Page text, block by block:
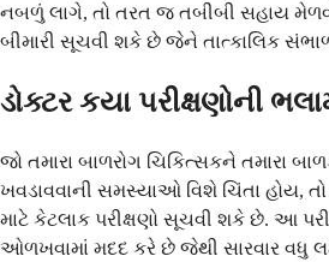
નબળું લાગે, તો તરત જ તબીબી સહાય
બીમારી સૂચવી શકે છે જેને તાત્કાલિક
ડોક્ટર કયા પરીક્ષણોની
જો તમારા બાળરોગ ચિકિત્સકને તમારા
ખવડાવવાની સમસ્યાઓ વિશે ચિંતા હોય,
માટે કેટલાક પરીક્ષણો સૂચવી શકે છે. આ
ઓળખવામાં મદદ કરે છે જેથી સારવાર વધુ